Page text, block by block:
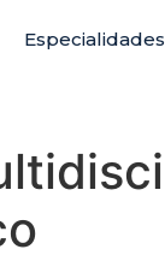
Especialidades